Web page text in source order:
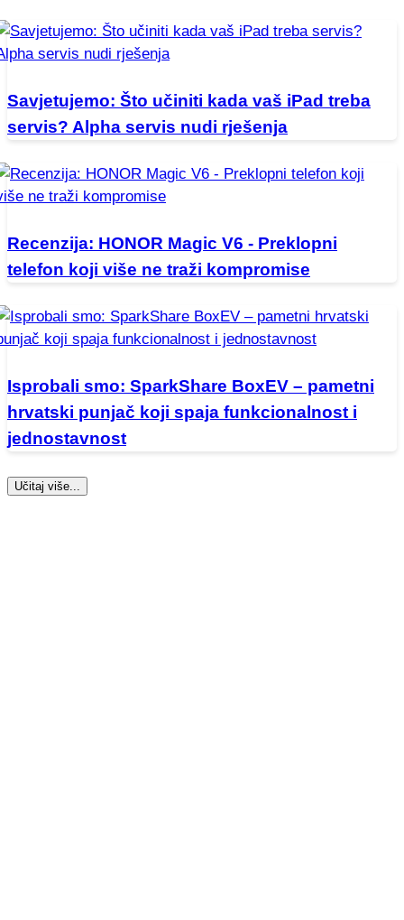
Savjetujemo: Što učiniti kada vaš iPad treba
servis? Alpha servis nudi rješenja
Recenzija: HONOR Magic V6 - Preklopni
telefon koji više ne traži kompromise
Isprobali smo: SparkShare BoxEV – pametni
hrvatski punjač koji spaja funkcionalnost i
jednostavnost
Učitaj više...